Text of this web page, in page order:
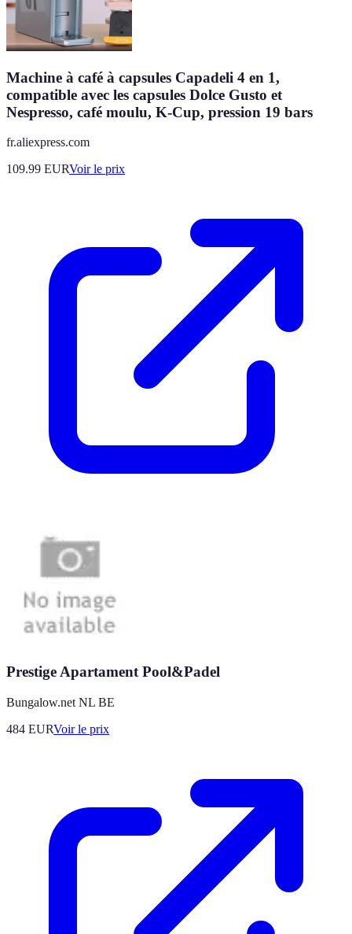
Machine à café à capsules Capadeli 4 en 1,
compatible avec les capsules Dolce Gusto et
Nespresso, café moulu, K-Cup, pression 19 bars
fr.aliexpress.com
109.99 EURVoir le prix
Prestige Apartament Pool&Padel
Bungalow.net NL BE
484 EURVoir le prix